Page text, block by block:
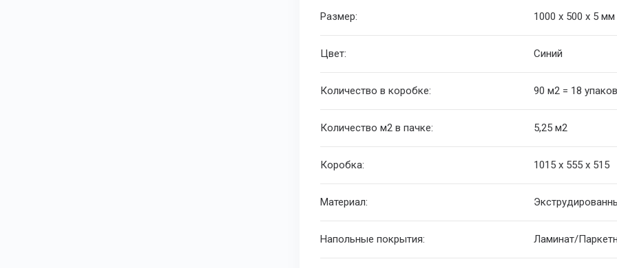
Размер: 1000 х 500 х 5 мм
Цвет: Синий
Количество в коробке: 90 м2 = 18
Количество м2 в пачке: 5,25 м2
Коробка: 1015 x 555 x 515
Материал:
Напольные покрытия: Ламинат/